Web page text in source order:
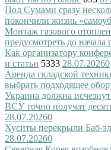
Под Сумами сразу
покончили жизнь
Монтаж газового
предусмотреть до начала
Как организатору
и статьи 5333 28.07.20260
Аренда складской
выбрать подходящее
Украина должна
ВСУ точно получат
28.07.20260
Хуситы перекрыли Баб-
28.07.20260